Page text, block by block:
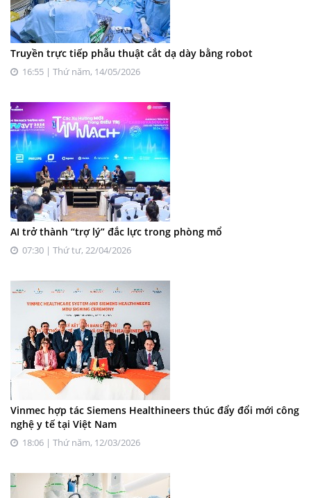
Truyền trực tiếp phẫu thuật cắt dạ dày bằng robot
16:55 | Thứ năm, 14/05/2026
AI trở thành “trợ lý” đắc lực trong phòng mổ
07:30 | Thứ tư, 22/04/2026
Vinmec hợp tác Siemens Healthineers thúc đẩy đổi mới công
nghệ y tế tại Việt Nam
18:06 | Thứ năm, 12/03/2026